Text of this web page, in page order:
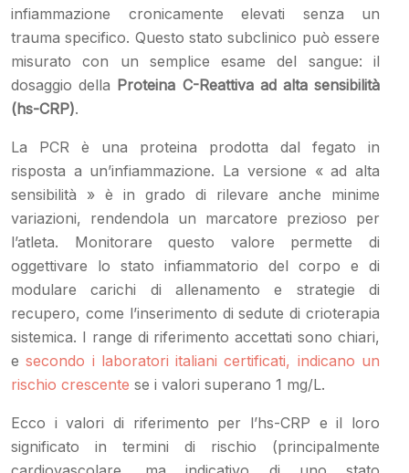
infiammazione cronicamente elevati senza un
trauma specifico. Questo stato subclinico può essere
misurato con un semplice esame del sangue: il
dosaggio della Proteina C-Reattiva ad alta sensibilità
(hs-CRP).
La PCR è una proteina prodotta dal fegato in
risposta a un’infiammazione. La versione « ad alta
sensibilità » è in grado di rilevare anche minime
variazioni, rendendola un marcatore prezioso per
l’atleta. Monitorare questo valore permette di
oggettivare lo stato infiammatorio del corpo e di
modulare carichi di allenamento e strategie di
recupero, come l’inserimento di sedute di crioterapia
sistemica. I range di riferimento accettati sono chiari,
esecondo i laboratori italiani certificati, indicano un
rischio crescente se i valori superano 1 mg/L.
Ecco i valori di riferimento per l’hs-CRP e il loro
significato in termini di rischio (principalmente